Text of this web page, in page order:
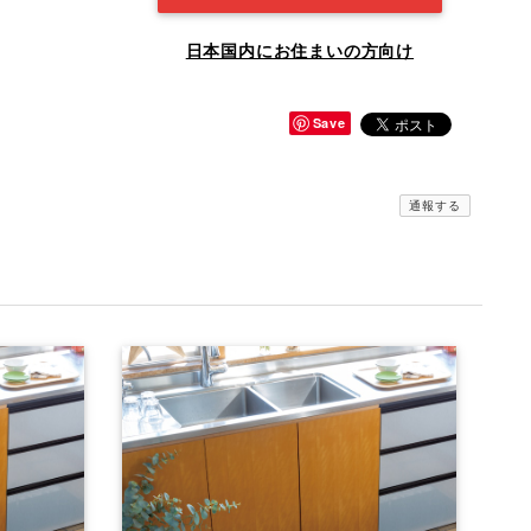
日本国内にお住まいの方向け
Save
通報する